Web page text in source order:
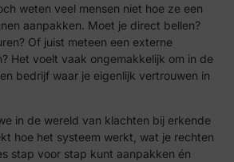
weten veel mensen niet hoe ze een
aanpakken. Moet je direct bellen?
Of juist meteen een externe
Het voelt vaak ongemakkelijk om in de
bedrijf waar je eigenlijk vertrouwen in
in de wereld van klachten bij erkende
hoe het systeem werkt, wat je rechten
stap voor stap kunt aanpakken én